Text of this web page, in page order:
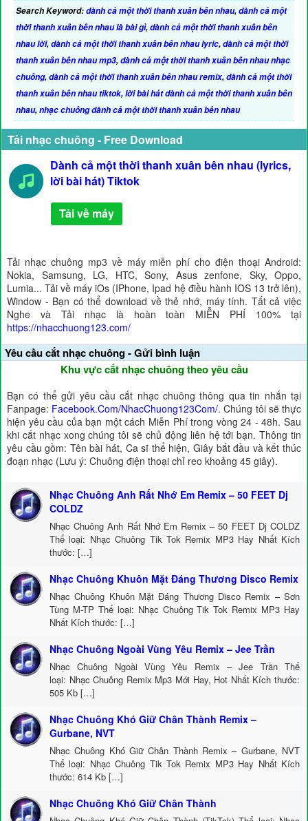
Search Keyword:dành cả một thời thanh xuân bên nhau,dành cả một
thời thanh xuân bên nhau là bài gì,dành cả một thời thanh xuân bên
nhau lời,dành cả một thời thanh xuân bên nhau lyric,dành cả một thời
thanh xuân bên nhau mp3,dành cả một thời thanh xuân bên nhau nhạc
chuông,dành cả một thời thanh xuân bên nhau remix,dành cả một thời
thanh xuân bên nhau tiktok,lời bài hát dành cả một thời thanh xuân bên
nhau,nhạc chuông dành cả một thời thanh xuân bên nhau
Tải nhạc chuông - Free Download
Dành cả một thời thanh xuân bên nhau (lyrics,
lời bài hát) Tiktok
Tải về máy
Tải nhạc chuông mp3 về máy miễn phí cho điện thoại Android:
Nokia, Samsung, LG, HTC, Sony, Asus zenfone, Sky, Oppo,
Lumia... Tải về máy iOs (IPhone, Ipad hệ điều hành IOS 13 trở lên),
Window - Bạn có thể download về thẻ nhớ, máy tính. Tất cả việc
Nghe và Tải nhạc là hoàn toàn MIỄN PHÍ 100% tại
https://nhacchuong123.com/
Yêu cầu cắt nhạc chuông - Gửi bình luận
Khu vực cắt nhạc chuông theo yêu cầu
Bạn có thể gửi yêu cầu cắt nhạc chuông thông qua tin nhắn tại
Fanpage: Facebook.Com/NhacChuong123Com/. Chúng tôi sẽ thực
hiện yêu cầu của bạn một cách Miễn Phí trong vòng 24 - 48h. Sau
khi cắt nhạc xong chúng tôi sẽ chủ động liên hệ tới bạn. Thông tin
yêu cầu gồm: Tên bài hát, Ca sĩ thể hiện, Giây bắt đầu và kết thúc
đoạn nhạc (Lưu ý: Chuông điện thoại chỉ reo khoảng 45 giây).
Nhạc Chuông Anh Rất Nhớ Em Remix – 50 FEET Dj
COLDZ
Nhạc Chuông Anh Rất Nhớ Em Remix – 50 FEET Dj COLDZ
Thể loại: Nhạc Chuông Tik Tok Remix MP3 Hay Nhất Kích
thước: […]
Nhạc Chuông Khuôn Mặt Đáng Thương Disco Remix
Nhạc Chuông Khuôn Mặt Đáng Thương Disco Remix – Sơn
Tùng M-TP Thể loại: Nhạc Chuông Tik Tok Remix MP3 Hay
Nhất Kích thước: […]
Nhạc Chuông Ngoài Vùng Yêu Remix – Jee Trần
Nhạc Chuông Ngoài Vùng Yêu Remix – Jee Trần Thể
loại: Nhạc Chuông Remix Mp3 Mới Hay, Hot Nhất Kích thước:
505 Kb […]
Nhạc Chuông Khó Giữ Chân Thành Remix –
Gurbane, NVT
Nhạc Chuông Khó Giữ Chân Thành Remix – Gurbane, NVT
Thể loại: Nhạc Chuông Tik Tok Remix MP3 Hay Nhất Kích
thước: 614 Kb […]
Nhạc Chuông Khó Giữ Chân Thành